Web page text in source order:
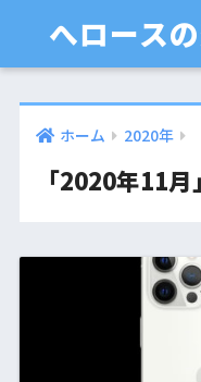
へロース
ホーム 2020年
「2020年11